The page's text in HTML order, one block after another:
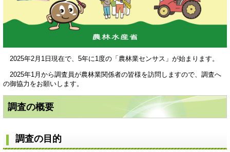
2025年2月1日現在で、5年に1度の「農林業センサス」が始まります。
2025年1月から調査員が農林業関係者の皆様を訪問しますので、調査へ
の御協力をお願いします。
調査の概要
調査の目的